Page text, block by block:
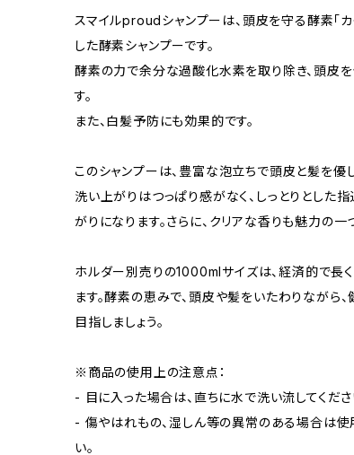
スマイルproudシャンプーは、頭皮を守る酵素「
した酵素シャンプーです。
酵素の力で余分な過酸化水素を取り除き、頭皮
す。
また、白髪予防にも効果的です。
このシャンプーは、豊富な泡立ちで頭皮と髪を優
洗い上がりはつっぱり感がなく、しっとりとした
がりになります。さらに、クリアな香りも魅力の一
ホルダー別売りの1000mlサイズは、経済的で長
ます。酵素の恵みで、頭皮や髪をいたわりながら
目指しましょう。
※商品の使用上の注意点：
- 目に入った場合は、直ちに水で洗い流してくださ
- 傷やはれもの、湿しん等の異常のある場合は使
い。